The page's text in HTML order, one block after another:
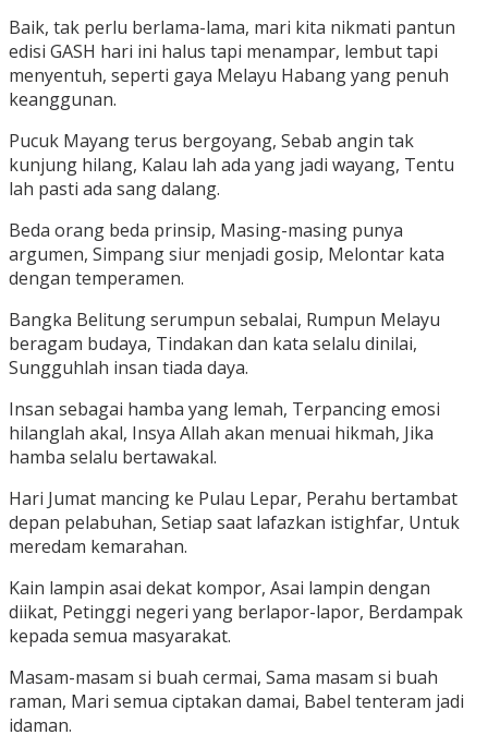
Baik, tak perlu berlama-lama, mari kita nikmati pantun
edisi GASH hari ini halus tapi menampar, lembut tapi
menyentuh, seperti gaya Melayu Habang yang penuh
keanggunan.
Pucuk Mayang terus bergoyang, Sebab angin tak
kunjung hilang, Kalau lah ada yang jadi wayang, Tentu
lah pasti ada sang dalang.
Beda orang beda prinsip, Masing-masing punya
argumen, Simpang siur menjadi gosip, Melontar kata
dengan temperamen.
Bangka Belitung serumpun sebalai, Rumpun Melayu
beragam budaya, Tindakan dan kata selalu dinilai,
Sungguhlah insan tiada daya.
Insan sebagai hamba yang lemah, Terpancing emosi
hilanglah akal, Insya Allah akan menuai hikmah, Jika
hamba selalu bertawakal.
Hari Jumat mancing ke Pulau Lepar, Perahu bertambat
depan pelabuhan, Setiap saat lafazkan istighfar, Untuk
meredam kemarahan.
Kain lampin asai dekat kompor, Asai lampin dengan
diikat, Petinggi negeri yang berlapor-lapor, Berdampak
kepada semua masyarakat.
Masam-masam si buah cermai, Sama masam si buah
raman, Mari semua ciptakan damai, Babel tenteram jadi
idaman.